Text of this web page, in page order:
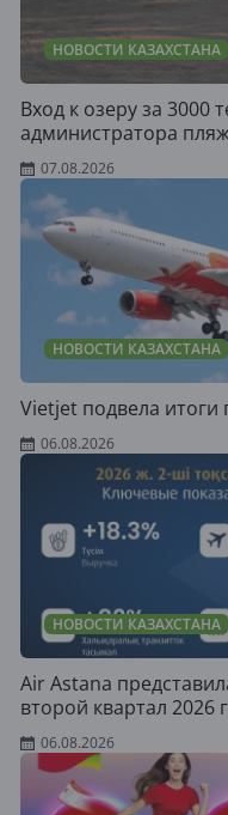
НОВОСТИ КАЗАХСТАНА
Вход к озеру за 3000
администратора
07.08.2026
НОВОСТИ КАЗАХСТАНА
Vietjet подвела итоги
06.08.2026
НОВОСТИ КАЗАХСТАНА
Air Astana
второй квартал 2026
06.08.2026